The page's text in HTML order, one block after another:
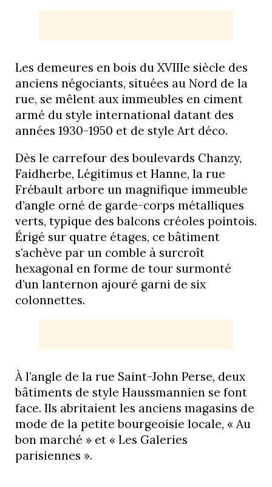
Les demeures en bois du XVIIIe siècle des
anciens négociants, situées au Nord de la
rue, se mêlent aux immeubles en ciment
armé du style international datant des
années 1930-1950 et de style Art déco.
Dès le carrefour des boulevards Chanzy,
Faidherbe, Légitimus et Hanne, la rue
Frébault arbore un magnifique immeuble
d’angle orné de garde-corps métalliques
verts, typique des balcons créoles pointois.
Érigé sur quatre étages, ce bâtiment
s’achève par un comble à surcroît
hexagonal en forme de tour surmonté
d’un lanternon ajouré garni de six
colonnettes.
À l’angle de la rue Saint-John Perse, deux
bâtiments de style Haussmannien se font
face. Ils abritaient les anciens magasins de
mode de la petite bourgeoisie locale, « Au
bon marché » et « Les Galeries
parisiennes ».